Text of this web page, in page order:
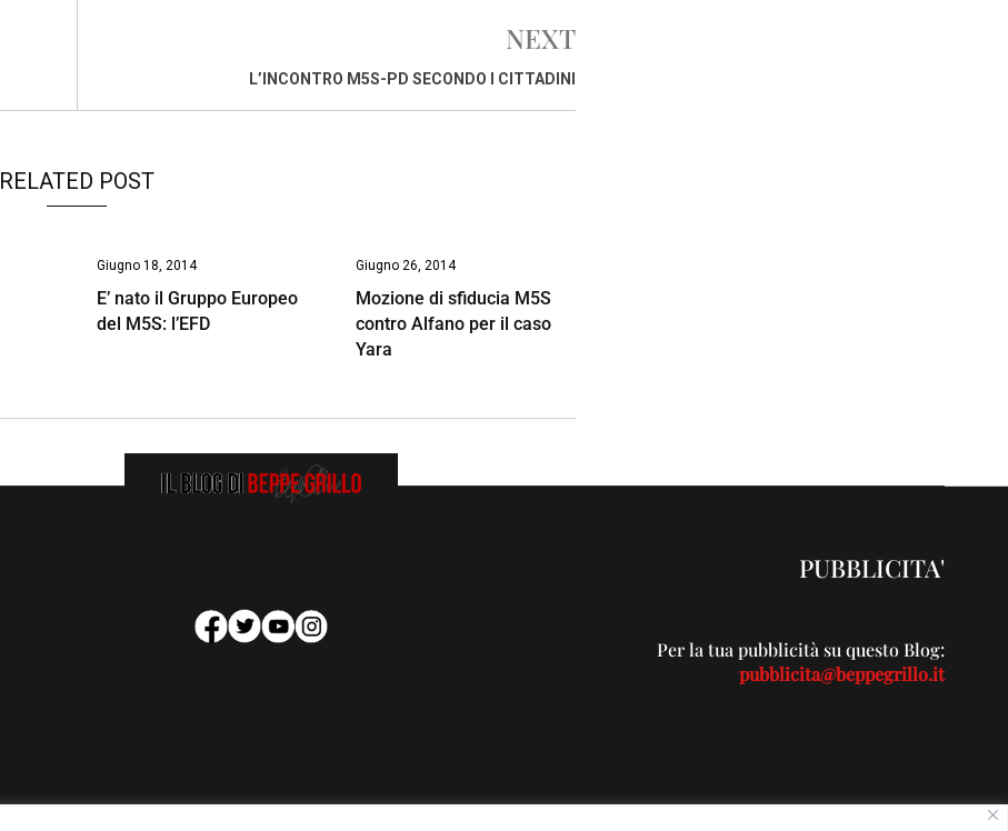
NEXT
L’INCONTRO M5S-PD SECONDO I CITTADINI
RELATED POST
Giugno 18, 2014
E’ nato il Gruppo Europeo
del M5S: l’EFD
Giugno 26, 2014
Mozione di sfiducia M5S
contro Alfano per il caso
Yara
PUBBLICITA'
Per la tua pubblicità su questo Blog:
pubblicita@beppegrillo.it